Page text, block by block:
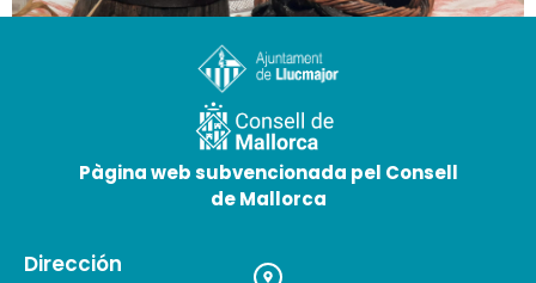
Musée de la caroube
25 de mai de 2026
Pàgina web subvencionada pel Consell
de Mallorca
Dirección